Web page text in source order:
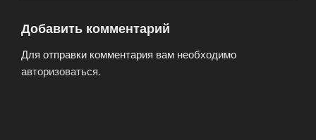
Добавить комментарий
Для отправки комментария вам необходимо
авторизоваться.